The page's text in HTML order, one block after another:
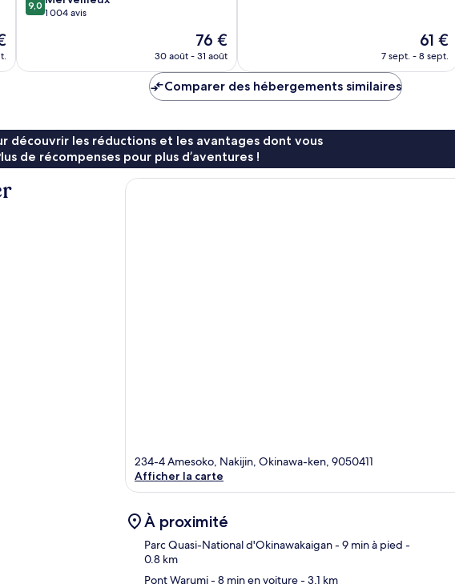
sur
9,0
1 004 avis
Le
nouveau
de
76 €
30 août - 31 août
Le
prix
61 €
7 sept. - 8 sept.
Comparer des hébergements similaires
découvrir les réductions et les avantages dont vous
de récompenses pour plus d’aventures !
234-4 Amesoko, Nakijin, Okinawa-ken, 9050411
Afficher la carte
À proximité
Parc Quasi-National d'Okinawakaigan- 9 min à pied -
0.8 km
Pont Warumi- 8 min en voiture- 3.1 km